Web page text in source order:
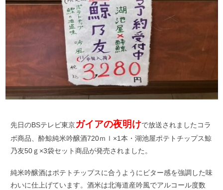
先日のBSテレビ東京ガイアの夜明けで放送されましたコラ
ボ商品、酔鯨純米吟醸酒720ｍｌ×1本・湖池屋ポテトチップス鯨
乃友50ｇ×3袋セット商品が発売されました。
純米吟醸酒はポテトチップスに合うようにビター感を強調した味
わいに仕上げています。酒米は北海道産吟風でアルコール度数